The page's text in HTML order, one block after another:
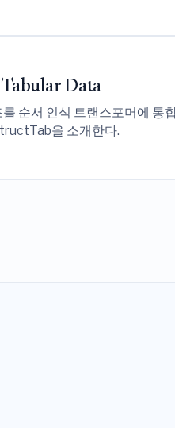
Data
순서 인식 트랜스포머에 통
을 소개한다.